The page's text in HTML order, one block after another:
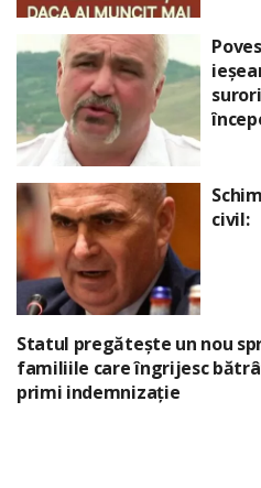
civil:
Statul pregătește un nou
familiile care îngrijesc
primi indemnizație